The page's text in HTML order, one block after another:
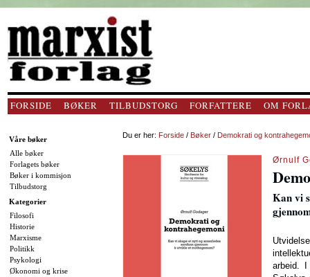
FORSIDE BØKER TILBUDSTORG FORFATTERE OM
Våre bøker
Alle bøker
Forlagets bøker
Bøker i kommisjon
Tilbudstorg
Kategorier
Filosofi
Historie
Marxisme
Politikk
Psykologi
Økonomi og krise
Du er her: Forside / Bøker / Demokrati og
Ørnulf
Kan vi
arbeid. I